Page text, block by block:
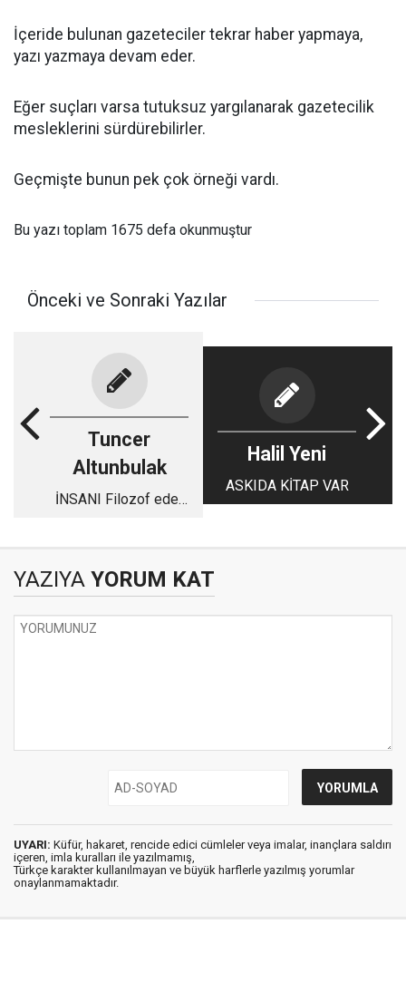
İçeride bulunan gazeteciler tekrar haber yapmaya,
yazı yazmaya devam eder.
Eğer suçları varsa tutuksuz yargılanarak gazetecilik
mesleklerini sürdürebilirler.
Geçmişte bunun pek çok örneği vardı.
Bu yazı toplam 1675 defa okunmuştur
Önceki ve Sonraki Yazılar
Tuncer
Altunbulak
İNSANI Filozof eder
Halil Yeni
ASKIDA KİTAP VAR
YAZIYA YORUM KAT
UYARI: Küfür, hakaret, rencide edici cümleler veya imalar, inançlara saldırı
içeren, imla kuralları ile yazılmamış,
Türkçe karakter kullanılmayan ve büyük harflerle yazılmış yorumlar
onaylanmamaktadır.